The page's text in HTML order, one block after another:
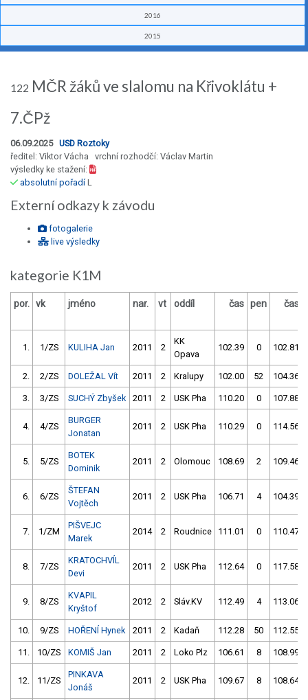
2016
2015
122 MČR žáků ve slalomu na Křivoklátu +
7.ČPž
06.09.2025 USD Roztoky
ředitel: Viktor Vácha vrchní rozhodčí: Václav Martin
výsledky ke stažení:
absolutní pořadíL
Externí odkazy k závodu
fotogalerie
live výsledky
kategorie K1M
por. vk jméno nar. vt oddíl čas pen čas
1. 1/ZS KULIHA Jan 2011 2
KK
Opava
102.39 0 102.81
2. 2/ZS DOLEŽAL Vít 2011 2 Kralupy 102.00 52 104.36
3. 3/ZS SUCHÝ Zbyšek 2011 2 USK Pha 110.20 0 107.88
4. 4/ZS
BURGER
Jonatan
2011 2 USK Pha 110.29 0 114.56
5. 5/ZS
BOTEK
Dominik
2011 2 Olomouc 108.69 2 109.46
6. 6/ZS
ŠTEFAN
Vojtěch
2011 2 USK Pha 106.71 4 104.39
7. 1/ZM
PIŠVEJC
Marek
2014 2 Roudnice 111.01 0 110.47
8. 7/ZS
KRATOCHVÍL
Devi
2011 2 USK Pha 112.64 0 117.58
9. 8/ZS
KVAPIL
Kryštof
2012 2 Sláv.KV 112.49 4 113.06
10. 9/ZS HOŘENÍ Hynek 2011 2 Kadaň 112.28 50 112.55
11. 10/ZS KOMIŠ Jan 2011 2 Loko Plz 106.61 8 108.99
12. 11/ZS
PINKAVA
Jonáš
2011 2 USK Pha 109.67 8 108.64